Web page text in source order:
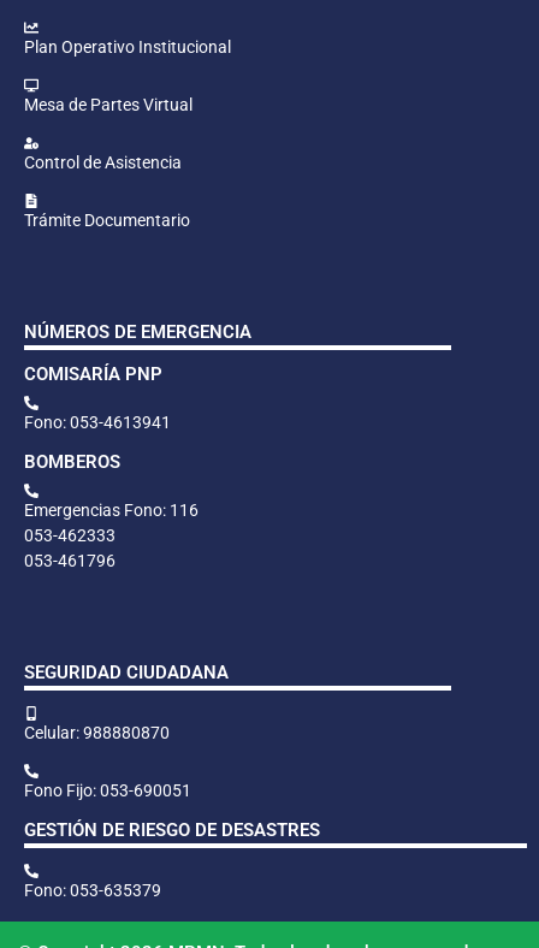
Plan Operativo Institucional
Mesa de Partes Virtual
Control de Asistencia
Trámite Documentario
NÚMEROS DE EMERGENCIA
COMISARÍA PNP
Fono: 053-4613941
BOMBEROS
Emergencias Fono: 116
053-462333
053-461796
SEGURIDAD CIUDADANA
Celular: 988880870
Fono Fijo: 053-690051
GESTIÓN DE RIESGO DE DESASTRES
Fono: 053-635379